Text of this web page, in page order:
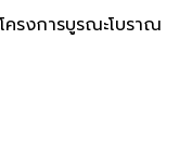
รงการบูรณะโบราณ